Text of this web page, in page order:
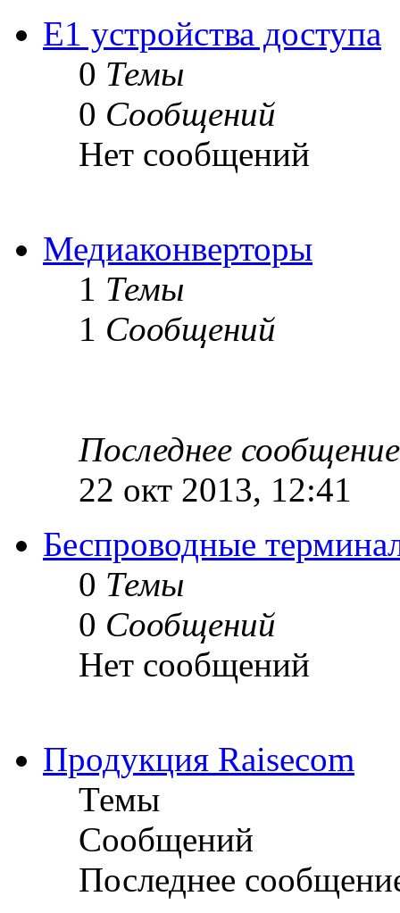
Е1 устройства доступа
0 Темы
0 Сообщений
Нет сообщений
Медиаконверторы
1 Темы
1 Сообщений
Последнее сообщение
22 окт 2013, 12:41
Беспроводные
0 Темы
0 Сообщений
Нет сообщений
Продукция Raisecom
Темы
Сообщений
Последнее